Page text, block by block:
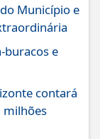
Município e
buracos e
contará
milhões